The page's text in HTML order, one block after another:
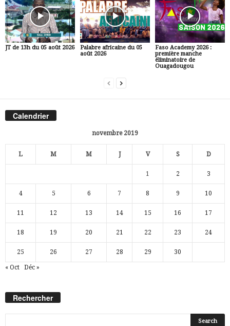
JT de 13h du 05 août 2026
Palabre africaine du 05
août 2026
Faso Academy 2026 :
première manche
éliminatoire de
Ouagadougou
Calendrier
novembre 2019
L M M J V S D
1 2 3
4 5 6 7 8 9 10
11 12 13 14 15 16 17
18 19 20 21 22 23 24
25 26 27 28 29 30
« Oct Déc »
Rechercher